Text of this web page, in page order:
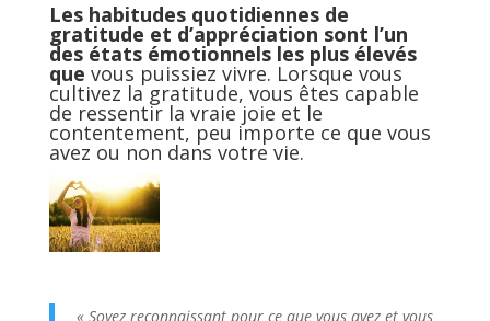
Les habitudes quotidiennes de
gratitude et d’appréciation sont l’un
des états émotionnels les plus élevés
que vous puissiez vivre. Lorsque vous
cultivez la gratitude, vous êtes capable
de ressentir la vraie joie et le
contentement, peu importe ce que vous
avez ou non dans votre vie.
« Soyez reconnaissant pour ce que vous avez et vous